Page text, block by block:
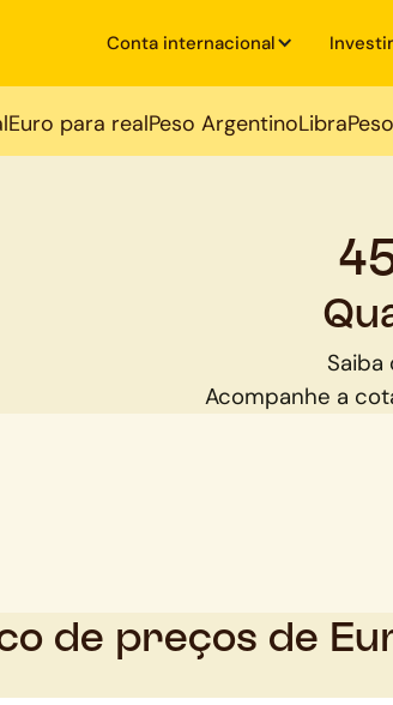
Conta internacional
Euro para realPeso ArgentinoLibra
Saiba
Acompanhe a
de preços de